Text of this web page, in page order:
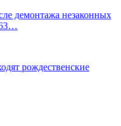
демонтажа незаконных
63…
рождественские